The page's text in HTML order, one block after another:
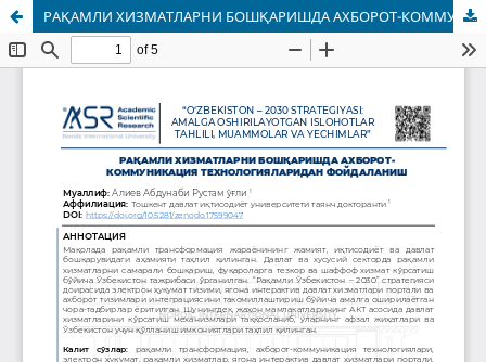
РАҚАМЛИ ХИЗМАТЛАРНИ БОШҚАРИШДА АХБОРОТ-КОММУНИКАЦИЯ ТЕХНОЛОГИЯЛАРИДАН ФОЙДАЛАНИШ